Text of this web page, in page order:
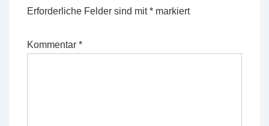
Erforderliche Felder sind mit* markiert
Kommentar *